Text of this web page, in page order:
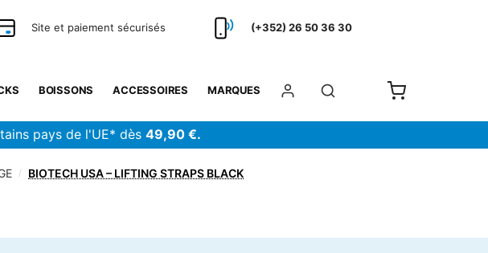
Site et paiement sécurisés (+352) 26 50 36 30
BOISSONS ACCESSOIRES MARQUES
pays de l'UE* dès 49,90 €.
/ BIOTECH USA – LIFTING STRAPS BLACK